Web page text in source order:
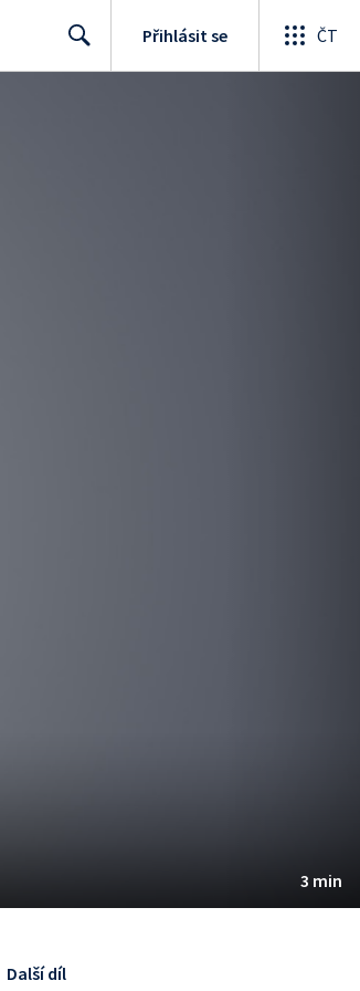
Přihlásit se ČT
3 min
Další díl